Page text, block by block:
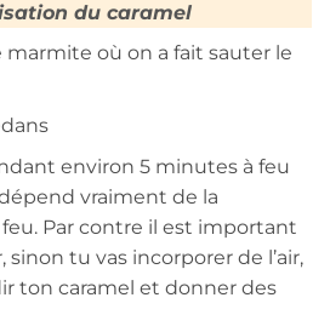
du caramel
où on a fait sauter le
environ 5 minutes à feu
vraiment de la
Par contre il est important
tu vas incorporer de l’air,
ton caramel et donner des